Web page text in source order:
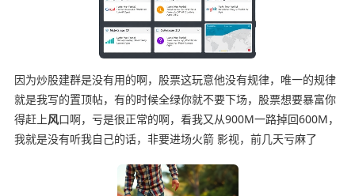
因为炒股建群是没有用的啊，股票这玩意他没有规律，唯一的规律
就是我写的置顶帖，有的时候全绿你就不要下场，股票想要暴富你
得赶上风口啊，亏是很正常的啊，看我又从900M一路掉回600M，
我就是没有听我自己的话，非要进场火箭 影视，前几天亏麻了